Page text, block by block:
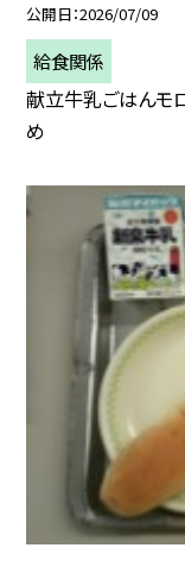
公開日 2026/07/09
給食関係
献立牛乳ごはんモ
め